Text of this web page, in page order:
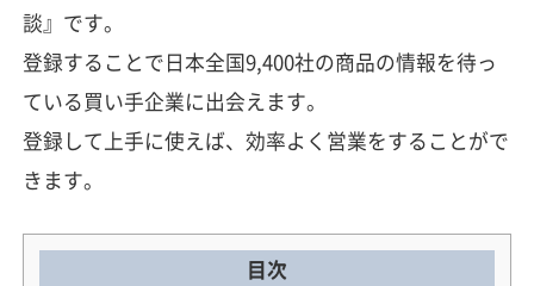
談』です。
登録することで日本全国9,400社の商品の情報を待っ
ている買い手企業に出会えます。
登録して上手に使えば、効率よく営業をすることがで
きます。
目次